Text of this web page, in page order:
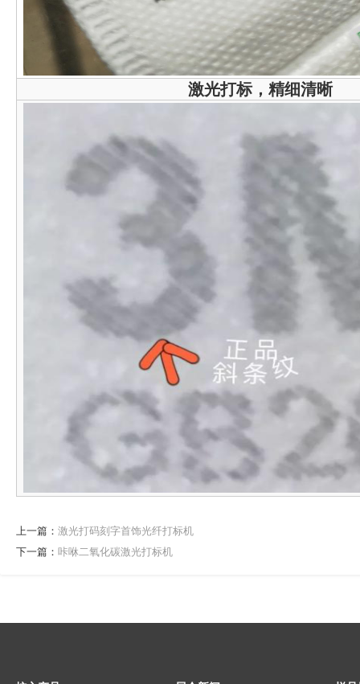
激光打标，精细清晰
上一篇： 激光打码刻字首饰光纤打标机
下一篇： 咔咻二氧化碳激光打标机